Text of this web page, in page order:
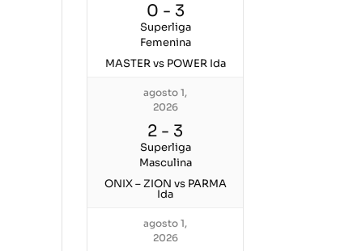
0 - 3
Superliga
Femenina
MASTER vs POWER Ida
agosto 1,
2026
2 - 3
Superliga
Masculina
ONIX – ZION vs PARMA
Ida
agosto 1,
2026